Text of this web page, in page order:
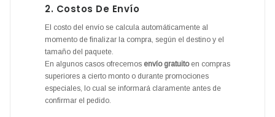
2. Costos De Envío
El costo del envío se calcula automáticamente al
momento de finalizar la compra, según el destino y el
tamaño del paquete.
En algunos casos ofrecemos envío gratuitoen compras
superiores a cierto monto o durante promociones
especiales, lo cual se informará claramente antes de
confirmar el pedido.